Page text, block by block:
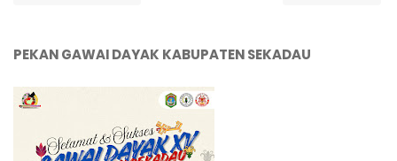
PEKAN GAWAI DAYAK KABUPATEN SEKADAU